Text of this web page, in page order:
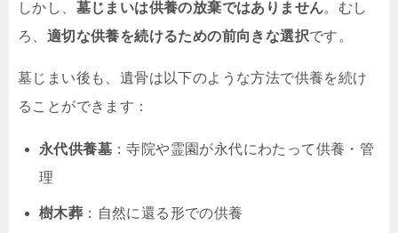
しかし、 墓じまいは供養の放棄ではありません。むし
ろ、 適切な供養を続けるための前向きな選択です。
墓じまい後も、遺骨は以下のような方法で供養を続け
ることができます：
永代供養墓 ：寺院や霊園が永代にわたって供養・管
理
樹木葬 ：自然に還る形での供養